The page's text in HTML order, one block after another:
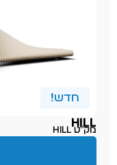
חדש!
HILL
מק״ט hill